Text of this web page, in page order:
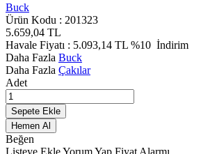
Buck
Ürün Kodu : 201323
5.659,04 TL
Havale Fiyatı : 5.093,14 TL %10 İndirim
Daha Fazla Buck
Daha Fazla Çakılar
Adet
Sepete Ekle
Hemen Al
Beğen
Listeye EkleYorum Yap Fiyat Alarmı